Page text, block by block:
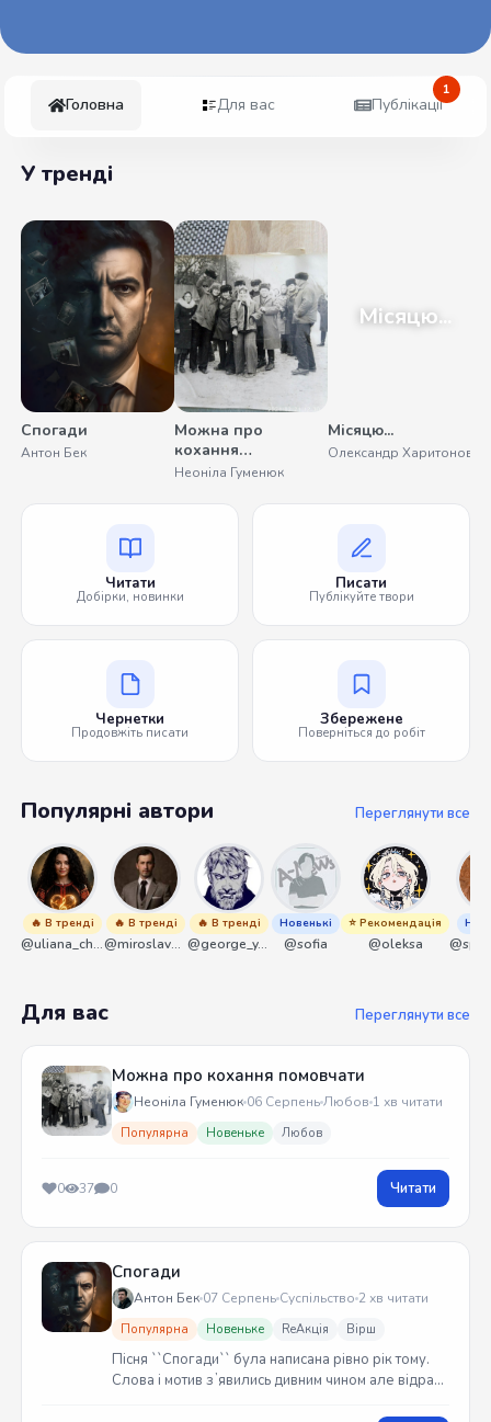
Головна Для вас Публікації
1
У тренді
Спогади
Антон Бек
Можна про
кохання
помовчати
Неоніла Гуменюк
Місяцю...
Місяцю...
Олександр Харитонов
Читати
Добірки, новинки
Писати
Публікуйте твори
Чернетки
Продовжіть писати
Збережене
Поверніться до робіт
Популярні автори Переглянути все
🔥 В тренді
@uliana_chernenko
🔥 В тренді
@miroslavmaniyk
🔥 В тренді
@george_y_lawlett
Новенькі
@sofia
⭐ Рекомендація
@oleksa
Для вас Переглянути все
Можна про кохання помовчати
Неоніла Гуменюк 06 СерпеньЛюбов 1 хв читати
Популярна Новеньке Любов
0 37 0 Читати
Спогади
Антон Бек 07 Серпень Суспільство 2 хв читати
Популярна Новеньке ReАкція Вірш
Пісня ``Спогади`` була написана рівно рік тому.
Слова і мотив зʼявились дивним чином але відразу